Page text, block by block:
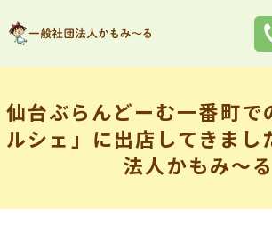
仙台ぶらんどーむ一番町で
ルシェ」に出店してきまし
法人かもみ～る